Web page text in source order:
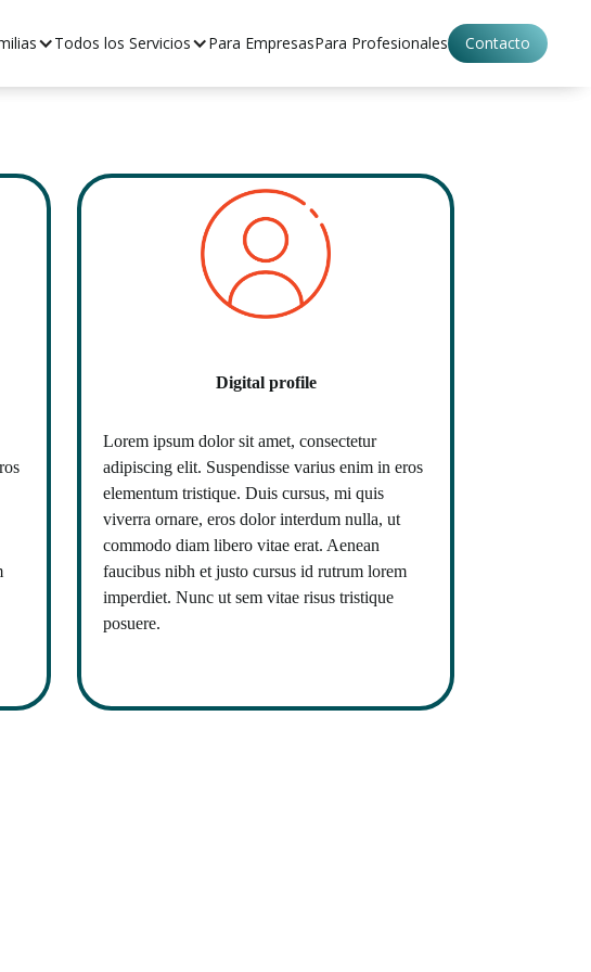
Todos los Servicios Para EmpresasPara Profesionales Contacto
Todos los Servicios Para EmpresasPara Profesionales Contacto
Digital profile
Lorem ipsum dolor sit amet, consectetur
adipiscing elit. Suspendisse varius enim in eros
elementum tristique. Duis cursus, mi quis
viverra ornare, eros dolor interdum nulla, ut
commodo diam libero vitae erat. Aenean
faucibus nibh et justo cursus id rutrum lorem
imperdiet. Nunc ut sem vitae risus tristique
posuere.